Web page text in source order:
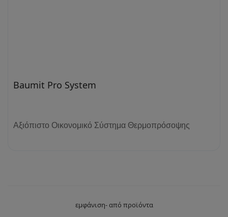
Baumit Pro System
Αξιόπιστο Οικονομικό Σύστημα Θερμοπρόσοψης
εμφάνιση- από προϊόντα